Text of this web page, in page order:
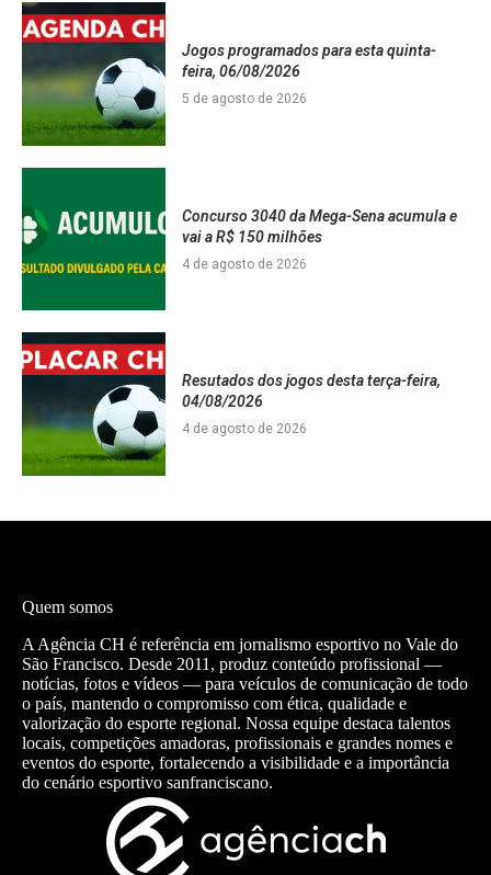
Jogos programados para esta quinta-
feira, 06/08/2026
5 de agosto de 2026
Concurso 3040 da Mega-Sena acumula e
vai a R$ 150 milhões
4 de agosto de 2026
Resutados dos jogos desta terça-feira,
04/08/2026
4 de agosto de 2026
Quem somos
A Agência CH é referência em jornalismo esportivo no Vale do
São Francisco. Desde 2011, produz conteúdo profissional —
notícias, fotos e vídeos — para veículos de comunicação de todo
o país, mantendo o compromisso com ética, qualidade e
valorização do esporte regional. Nossa equipe destaca talentos
locais, competições amadoras, profissionais e grandes nomes e
eventos do esporte, fortalecendo a visibilidade e a importância
do cenário esportivo sanfranciscano.